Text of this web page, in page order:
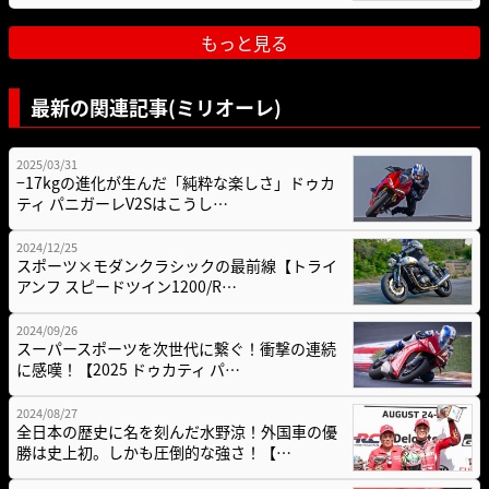
もっと見る
最新の関連記事(ミリオーレ)
2025/03/31
−17kgの進化が生んだ「純粋な楽しさ」ドゥカ
ティ パニガーレV2Sはこうし…
2024/12/25
スポーツ×モダンクラシックの最前線【トライ
アンフ スピードツイン1200/R…
2024/09/26
スーパースポーツを次世代に繋ぐ！衝撃の連続
に感嘆！【2025 ドゥカティ パ…
2024/08/27
全日本の歴史に名を刻んだ水野涼！外国車の優
勝は史上初。しかも圧倒的な強さ！【…